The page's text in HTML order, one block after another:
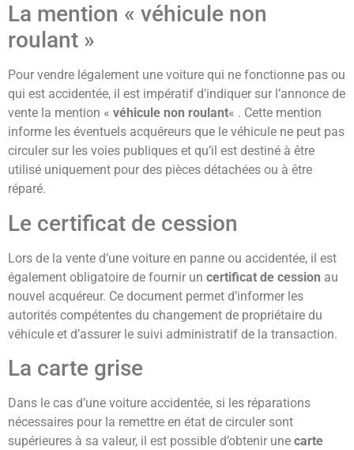
La mention « véhicule non
roulant »
Pour vendre légalement une voiture qui ne fonctionne pas ou
qui est accidentée, il est impératif d’indiquer sur l’annonce de
vente la mention « véhicule non roulant« . Cette mention
informe les éventuels acquéreurs que le véhicule ne peut pas
circuler sur les voies publiques et qu’il est destiné à être
utilisé uniquement pour des pièces détachées ou à être
réparé.
Le certificat de cession
Lors de la vente d’une voiture en panne ou accidentée, il est
également obligatoire de fournir un certificat de cession au
nouvel acquéreur. Ce document permet d’informer les
autorités compétentes du changement de propriétaire du
véhicule et d’assurer le suivi administratif de la transaction.
La carte grise
Dans le cas d’une voiture accidentée, si les réparations
nécessaires pour la remettre en état de circuler sont
supérieures à sa valeur, il est possible d’obtenir une carte